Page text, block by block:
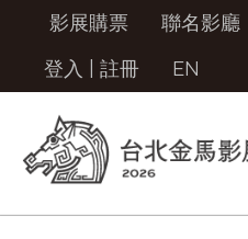
影展購票 聯名影廳
登入
註冊 EN